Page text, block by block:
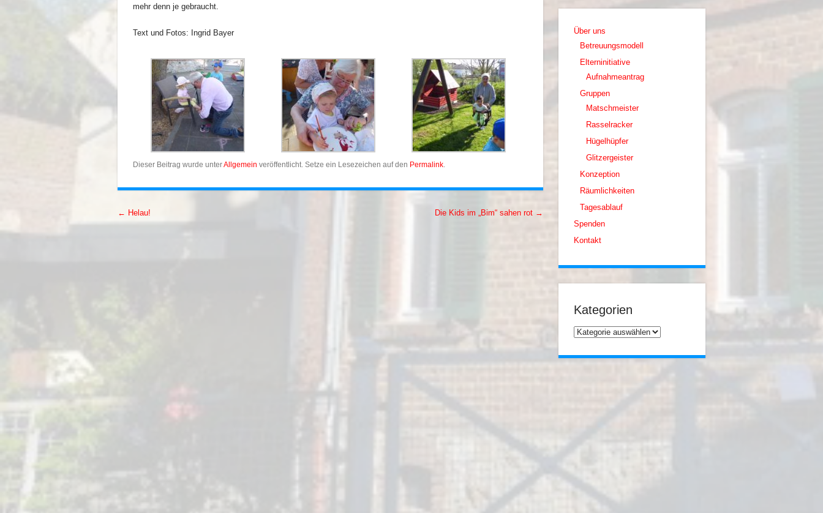
mehr denn je gebraucht.
Text und Fotos: Ingrid Bayer
Dieser Beitrag wurde unterAllgemein veröffentlicht. Setze ein Lesezeichen auf den Permalink
Artikel-Navigation
← Helau! Die Kids im „Bim“ sahen rot →
Über uns
Betreuungsmodell
Elterninitiative
Aufnahmeantrag
Gruppen
Matschmeister
Rasselracker
Hügelhüpfer
Glitzergeister
Konzeption
Räumlichkeiten
Tagesablauf
Spenden
Kontakt
Kategorien
Kategorien